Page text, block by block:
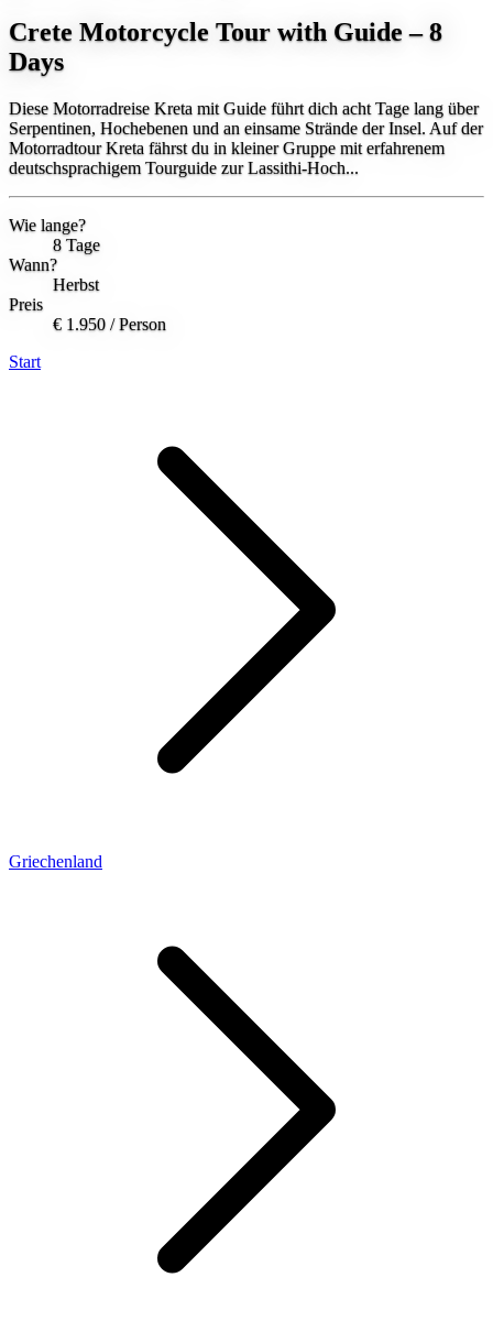
Crete Motorcycle Tour with Guide – 8
Days
Diese Motorradreise Kreta mit Guide führt dich acht Tage lang über
Serpentinen, Hochebenen und an einsame Strände der Insel. Auf der
Motorradtour Kreta fährst du in kleiner Gruppe mit erfahrenem
deutschsprachigem Tourguide zur Lassithi-Hoch...
Wie lange?
8 Tage
Wann?
Herbst
Preis
€ 1.950 / Person
Start
Griechenland